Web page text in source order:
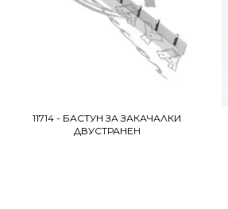
11714 - БАСТУН ЗА ЗАКАЧАЛКИ
ДВУСТРАНЕН